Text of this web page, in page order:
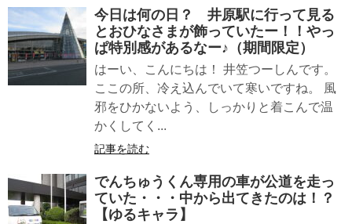
今日は何の日？ 井原駅に行って見る
とおひなさまが飾っていたー！！やっ
ぱ特別感があるなー♪（期間限定）
はーい、こんにちは！ 井笠つーしんです。
ここの所、冷え込んでいて寒いですね。 風
邪をひかないよう、しっかりと着こんで温
かくしてく...
記事を読む
でんちゅうくん専用の車が公道を走っ
ていた・・・中から出てきたのは！？
【ゆるキャラ】